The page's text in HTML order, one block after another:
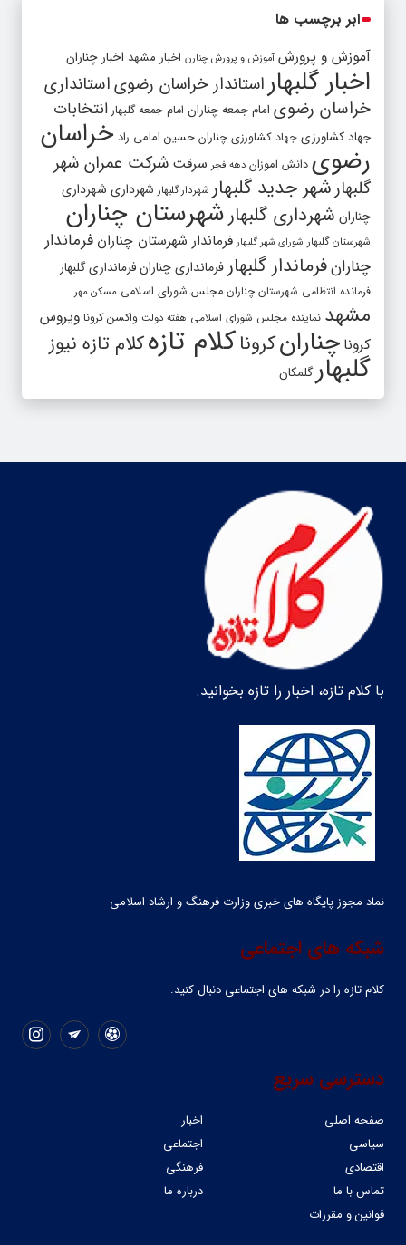
ابر برچسب ها
آموزش و پرورش آموزش و پرورش چنارن اخبار مشهد اخبار چناران
اخبار گلبهار استاندار خراسان رضویاستانداری
خراسان رضوی امام جمعه چناران امام جمعه گلبهار انتخابات
جهاد کشاورزی جهاد کشاورزی چناران حسین امامی راد خراسان
رضوی دانش آموزان دهه فجر سرقت شرکت عمران شهر
گلبهارشهر جدید گلبهار شهردار گلبهار شهرداری شهرداری
چناران شهرداری گلبهار شهرستان چناران
شهرستان گلبهار شورای شهر گلبهار فرماندار شهرستان چناران فرماندار
چنارانفرماندار گلبهار فرمانداری چنارانفرمانداری گلبهار
فرمانده انتظامی شهرستان چناران مجلس شورای اسلامی مسکن مهر
مشهد نماینده مجلس شورای اسلامی هفته دولت واکسن کرونا ویروس
کرونا چنارانکروناکلام تازهکلام تازه نیوز
گلبهارگلمکان
با کلام تازه، اخبار را تازه بخوانید.
نماد مجوز پایگاه های خبری وزارت فرهنگ و ارشاد اسلامی
شبکه های اجتماعی
کلام تازه را در شبکه ‌های اجتماعی دنبال کنید.
دسترسی سریع
صفحه اصلی
اخبار
سیاسی
اجتماعی
اقتصادی
فرهنگی
تماس با ما
درباره ما
قوانین و مقررات